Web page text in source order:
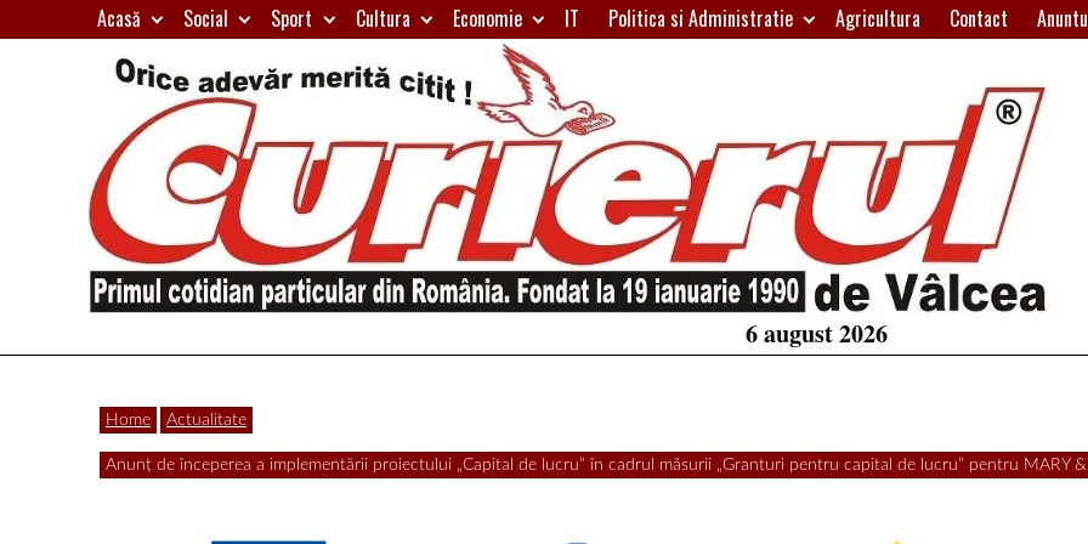
to
Acasă Social Sport Cultura Economie IT Politica si Administratie Agricultura Contact
Curierul
de
Primul
particular
din
6 august 2026
Home Actualitate
Anunț de începerea a implementării proiectului „Capital de lucru” în cadrul măsurii „Granturi pentru capital de lucru” pentru MARY &